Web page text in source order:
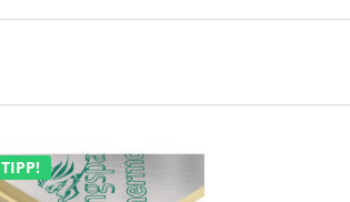
TIPP!